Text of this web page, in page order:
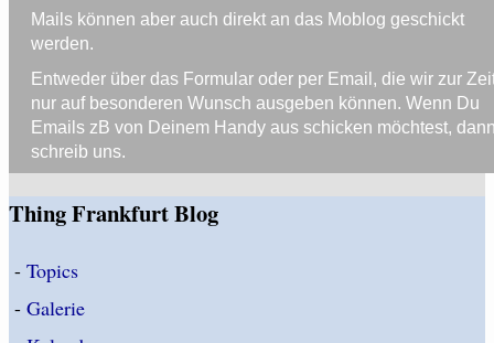
Mails können aber auch direkt an das Moblog geschickt
werden.
Entweder über das Formular oder per Email, die wir zur
nur auf besonderen Wunsch ausgeben können. Wenn Du
Emails zB von Deinem Handy aus schicken möchtest,
schreib uns.
Thing Frankfurt Blog
- Topics
- Galerie